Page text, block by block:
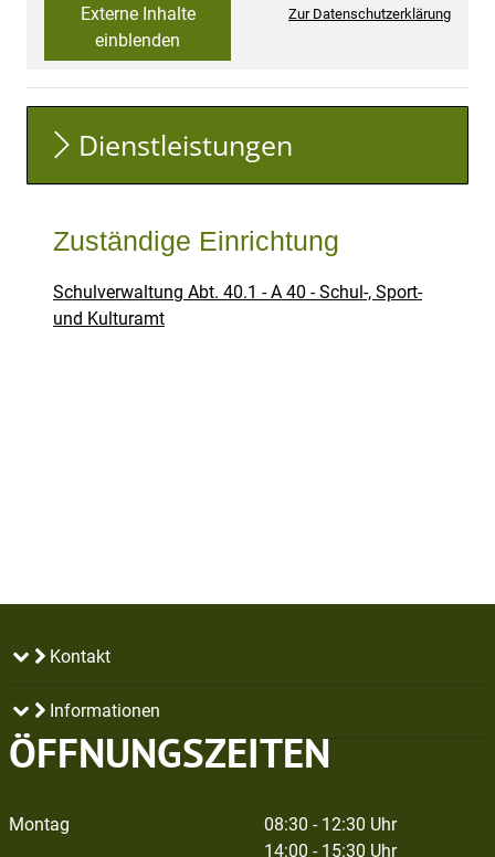
Externe Inhalte
einblenden
Zur Datenschutzerklärung
Dienstleistungen
Zuständige Einrichtung
Schulverwaltung Abt. 40.1 - A 40 - Schul-, Sport-
und Kulturamt
Kontakt
Informationen
ÖFFNUNGSZEITEN
Montag
08:30 - 12:30 Uhr
14:00 - 15:30 Uhr